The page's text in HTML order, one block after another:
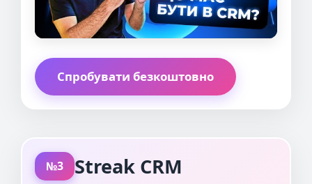
Спробувати безкоштовно
№3 Streak CRM